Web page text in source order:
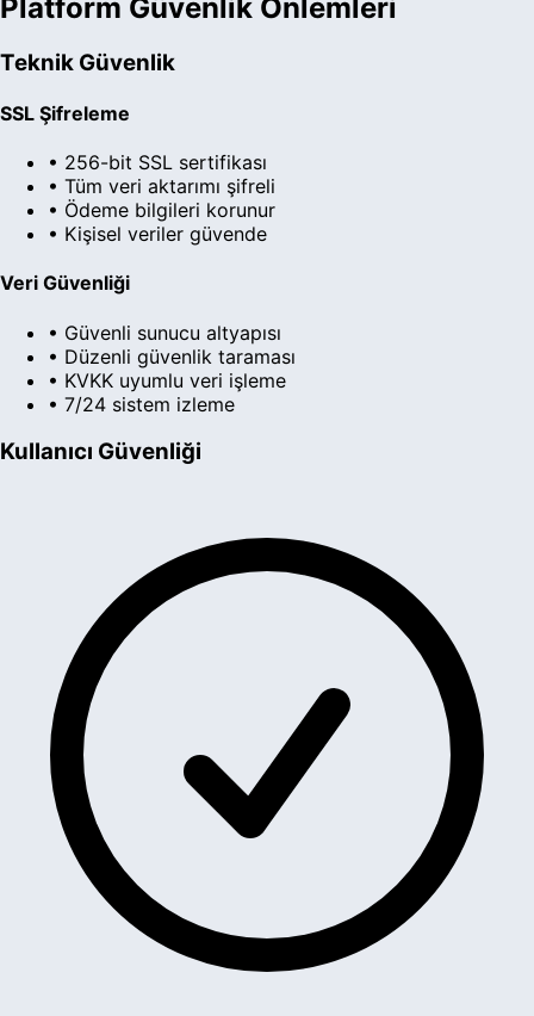
Platform Güvenlik Önlemleri
Teknik Güvenlik
SSL Şifreleme
• 256-bit SSL sertifikası
• Tüm veri aktarımı şifreli
• Ödeme bilgileri korunur
• Kişisel veriler güvende
Veri Güvenliği
• Güvenli sunucu altyapısı
• Düzenli güvenlik taraması
• KVKK uyumlu veri işleme
• 7/24 sistem izleme
Kullanıcı Güvenliği